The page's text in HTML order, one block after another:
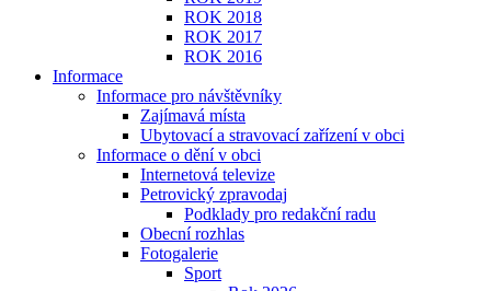
ROK 2018
ROK 2017
ROK 2016
Informace
Informace pro návštěvníky
Zajímavá místa
Ubytovací a stravovací zařízení v obci
Informace o dění v obci
Internetová televize
Petrovický zpravodaj
Podklady pro redakční radu
Obecní rozhlas
Fotogalerie
Sport